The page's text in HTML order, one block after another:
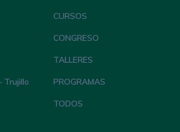
Trujillo
CURSOS
CONGRESO
TALLERES
PROGRAMAS
TODOS